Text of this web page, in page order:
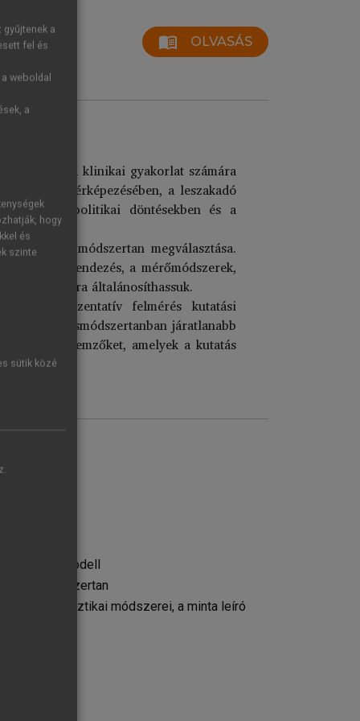
menu_book OLVASÁS
mind a klinikai gyakorlat számára
feltérképezésében, a leszakadó
a humánpolitikai döntésekben és a
kutatási módszertan megválasztása.
elrendezés, a mérőmódszerek,
lakosságra általánosíthassuk.
reprezentatív felmérés kutatási
a kutatásmódszertanban járatlanabb
a jellemzőket, amelyek a kutatás
modell
módszertan
statisztikai módszerei, a minta leíró
a
fel és
weboldal
a
hogy
és
szinte
sütik közé